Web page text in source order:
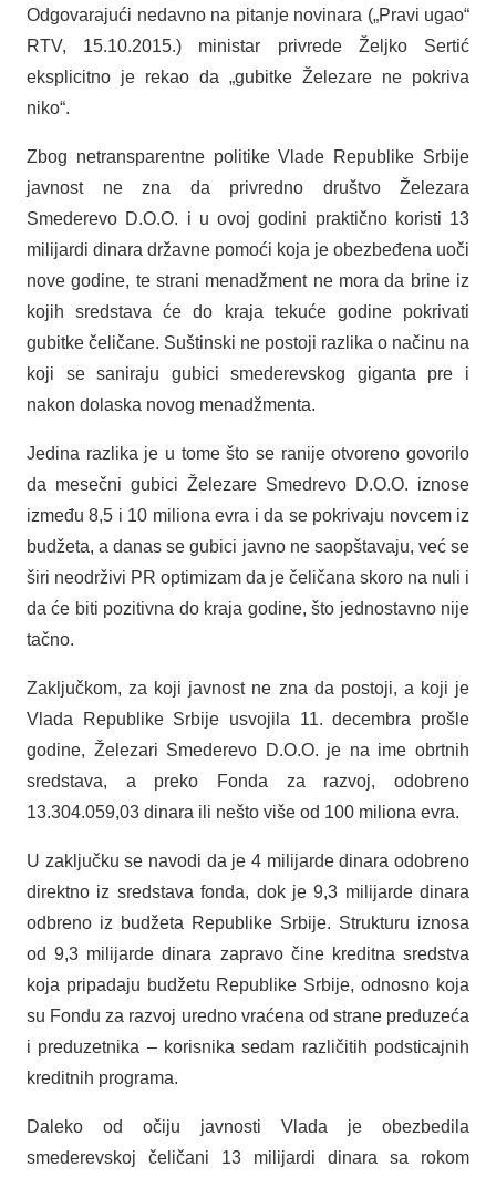
Odgovarajući nedavno na pitanje novinara („Pravi ugao“
RTV, 15.10.2015.) ministar privrede Željko Sertić
eksplicitno je rekao da „gubitke Železare ne pokriva
niko“.
Zbog netransparentne politike Vlade Republike Srbije
javnost ne zna da privredno društvo Železara
Smederevo D.O.O. i u ovoj godini praktično koristi 13
milijardi dinara državne pomoći koja je obezbeđena uoči
nove godine, te strani menadžment ne mora da brine iz
kojih sredstava će do kraja tekuće godine pokrivati
gubitke čeličane. Suštinski ne postoji razlika o načinu na
koji se saniraju gubici smederevskog giganta pre i
nakon dolaska novog menadžmenta.
Jedina razlika je u tome što se ranije otvoreno govorilo
da mesečni gubici Železare Smedrevo D.O.O. iznose
između 8,5 i 10 miliona evra i da se pokrivaju novcem iz
budžeta, a danas se gubici javno ne saopštavaju, već se
širi neodrživi PR optimizam da je čeličana skoro na nuli i
da će biti pozitivna do kraja godine, što jednostavno nije
tačno.
Zaključkom, za koji javnost ne zna da postoji, a koji je
Vlada Republike Srbije usvojila 11. decembra prošle
godine, Železari Smederevo D.O.O. je na ime obrtnih
sredstava, a preko Fonda za razvoj, odobreno
13.304.059,03 dinara ili nešto više od 100 miliona evra.
U zaključku se navodi da je 4 milijarde dinara odobreno
direktno iz sredstava fonda, dok je 9,3 milijarde dinara
odbreno iz budžeta Republike Srbije. Strukturu iznosa
od 9,3 milijarde dinara zapravo čine kreditna sredstva
koja pripadaju budžetu Republike Srbije, odnosno koja
su Fondu za razvoj uredno vraćena od strane preduzeća
i preduzetnika – korisnika sedam različitih podsticajnih
kreditnih programa.
Daleko od očiju javnosti Vlada je obezbedila
smederevskoj čeličani 13 milijardi dinara sa rokom